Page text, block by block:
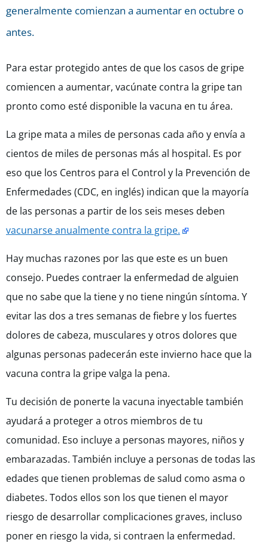
generalmente comienzan a aumentar en octubre o
antes.
Para estar protegido antes de que los casos de gripe
comiencen a aumentar, vacúnate contra la gripe tan
pronto como esté disponible la vacuna en tu área.
La gripe mata a miles de personas cada año y envía a
cientos de miles de personas más al hospital. Es por
eso que los Centros para el Control y la Prevención de
Enfermedades (CDC, en inglés) indican que la mayoría
de las personas a partir de los seis meses deben
vacunarse anualmente contra la gripe.
Hay muchas razones por las que este es un buen
consejo. Puedes contraer la enfermedad de alguien
que no sabe que la tiene y no tiene ningún síntoma. Y
evitar las dos a tres semanas de fiebre y los fuertes
dolores de cabeza, musculares y otros dolores que
algunas personas padecerán este invierno hace que la
vacuna contra la gripe valga la pena.
Tu decisión de ponerte la vacuna inyectable también
ayudará a proteger a otros miembros de tu
comunidad. Eso incluye a personas mayores, niños y
embarazadas. También incluye a personas de todas las
edades que tienen problemas de salud como asma o
diabetes. Todos ellos son los que tienen el mayor
riesgo de desarrollar complicaciones graves, incluso
poner en riesgo la vida, si contraen la enfermedad.